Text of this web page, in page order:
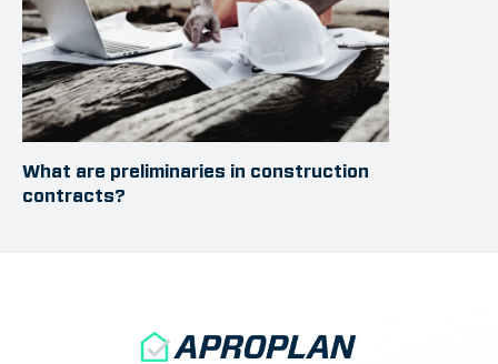
What are preliminaries in construction
contracts?